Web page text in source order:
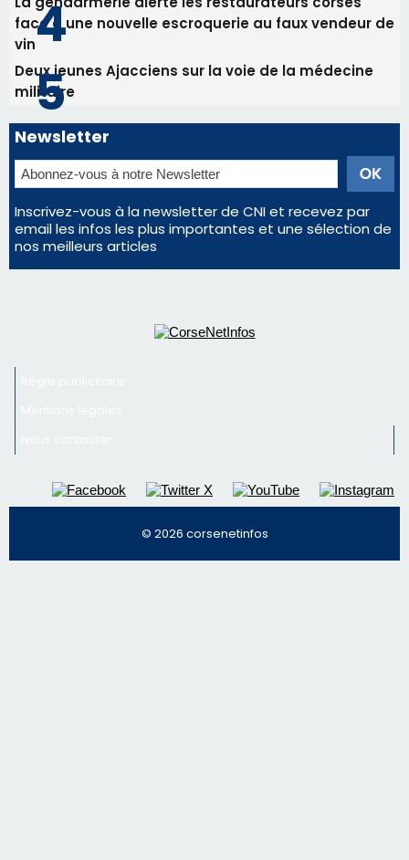
Les plus lus
Satine Nomary est la nouvelle Miss Corse 2026
Éclipse du 12 août : la Corse aux premières loges
d'un spectacle qui ne reviendra pas avant 2081
En Corse, un début de saison marqué par une
consommation en recul dans les restaurants
La gendarmerie alerte les restaurateurs corses
face à une nouvelle escroquerie au faux vendeur de
vin
Deux jeunes Ajacciens sur la voie de la médecine